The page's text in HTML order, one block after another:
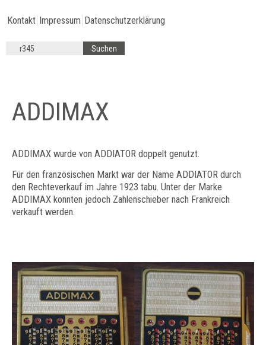
Kontakt Impressum Datenschutzerklärung
ADDIMAX
ADDIMAX wurde von ADDIATOR doppelt genutzt.
Für den französischen Markt war der Name ADDIATOR durch
den Rechteverkauf im Jahre 1923 tabu. Unter der Marke
ADDIMAX konnten jedoch Zahlenschieber nach Frankreich
verkauft werden.